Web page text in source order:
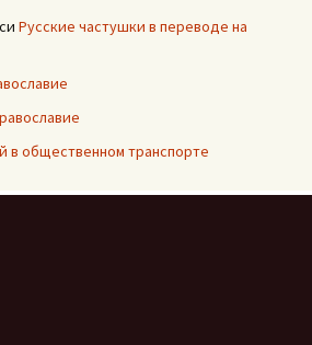
Русские частушки в переводе на
в общественном транспорте